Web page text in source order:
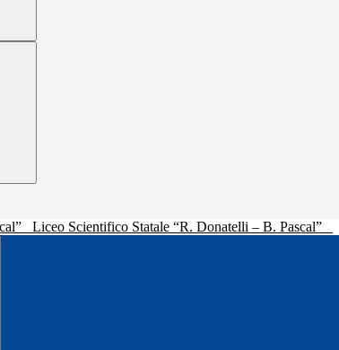
Liceo Scientifico Statale “R. Donatelli – B. Pascal”